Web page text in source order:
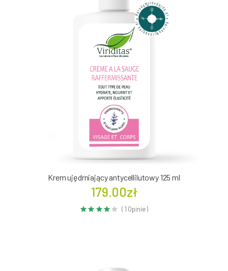
Krem ujędrniający antycellilutowy 125 ml
179.00zł
( 1 Opinie )